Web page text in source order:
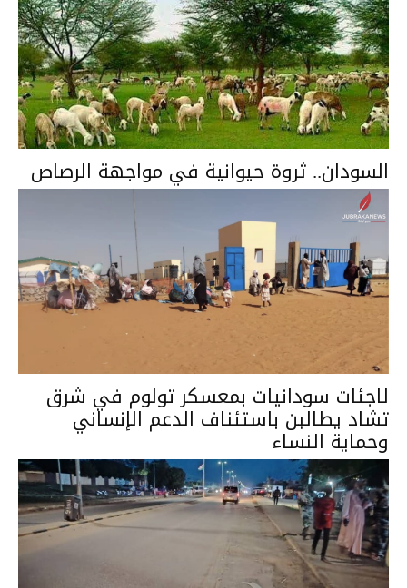
السودان.. ثروة حيوانية في مواجهة الرصاص
لاجئات سودانيات بمعسكر تولوم في شرق
تشاد يطالبن باستئناف الدعم الإنساني
وحماية النساء